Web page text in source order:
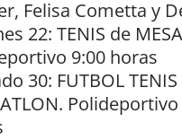
Felisa Cometta y
22: TENIS de
9:00 horas
30: FUTBOL